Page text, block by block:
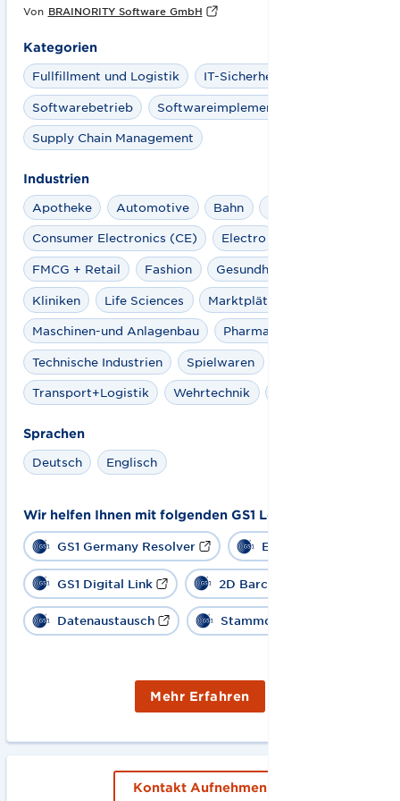
Von BRAINORITY Software GmbH
Kategorien
Fullfillment und Logistik
IT-Sicherheit
Softwarebetrieb Softwareimplementierung
Supply Chain Management
Industrien
Apotheke
Automotive Bahn
Consumer Electronics (CE) Electro
FMCG + Retail Fashion Gesundheitswesen
Kliniken Life Sciences Marktplätze
Maschinen-und Anlagenbau Pharma
Technische Industrien Spielwaren
Transport+Logistik Wehrtechnik
Sprachen
Deutsch
Englisch
Wir helfen Ihnen mit folgenden GS1 Lösungen:
GS1 Germany Resolver EPCIS
GS1 Digital Link 2D Barcode
Datenaustausch Stammdaten
Mehr Erfahren
Kontakt Aufnehmen